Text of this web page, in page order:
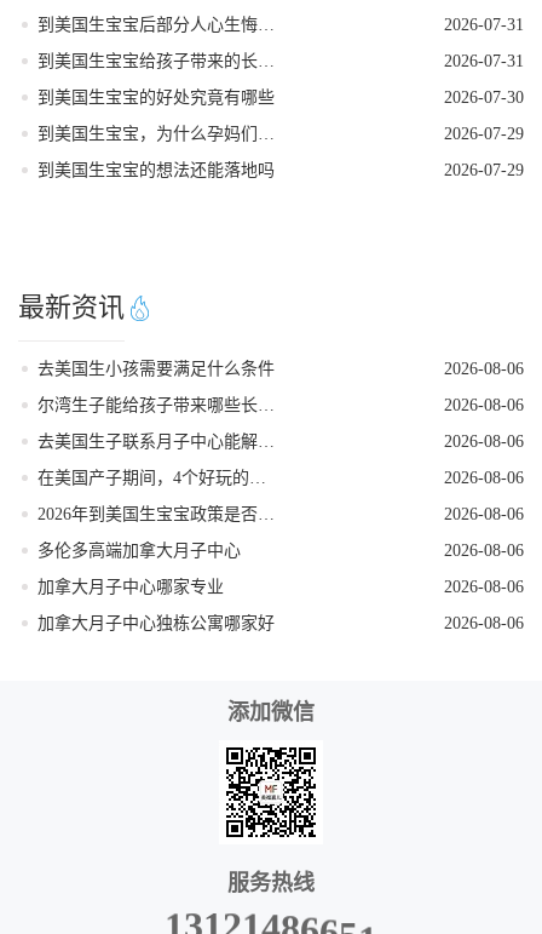
到美国生宝宝后部分人心生悔意是怎么回事
2026-07-31
到美国生宝宝给孩子带来的长期发展红利
2026-07-31
到美国生宝宝的好处究竟有哪些
2026-07-30
到美国生宝宝，为什么孕妈们大多首选洛杉矶
2026-07-29
到美国生宝宝的想法还能落地吗
2026-07-29
最新资讯
去美国生小孩需要满足什么条件
2026-08-06
尔湾生子能给孩子带来哪些长期红利
2026-08-06
去美国生子联系月子中心能解锁哪些省心服务
2026-08-06
在美国产子期间，4个好玩的低强度打卡地
2026-08-06
2026年到美国生宝宝政策是否发生变动
2026-08-06
多伦多高端加拿大月子中心
2026-08-06
加拿大月子中心哪家专业
2026-08-06
加拿大月子中心独栋公寓哪家好
2026-08-06
添加微信
服务热线